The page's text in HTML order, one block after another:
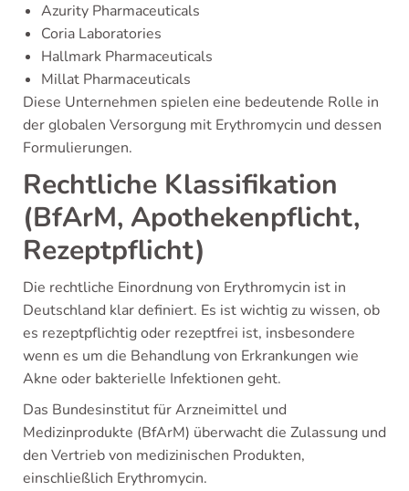
Azurity Pharmaceuticals
Coria Laboratories
Hallmark Pharmaceuticals
Millat Pharmaceuticals
Diese Unternehmen spielen eine bedeutende Rolle in
der globalen Versorgung mit Erythromycin und dessen
Formulierungen.
Rechtliche Klassifikation
(BfArM, Apothekenpflicht,
Rezeptpflicht)
Die rechtliche Einordnung von Erythromycin ist in
Deutschland klar definiert. Es ist wichtig zu wissen, ob
es rezeptpflichtig oder rezeptfrei ist, insbesondere
wenn es um die Behandlung von Erkrankungen wie
Akne oder bakterielle Infektionen geht.
Das Bundesinstitut für Arzneimittel und
Medizinprodukte (BfArM) überwacht die Zulassung und
den Vertrieb von medizinischen Produkten,
einschließlich Erythromycin.